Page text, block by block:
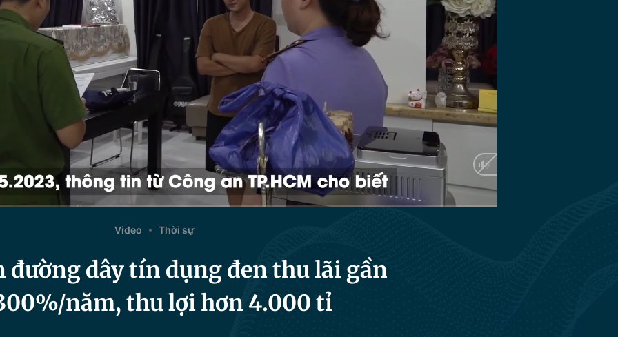
Video Thời sự
đường dây tín dụng đen thu lãi gần
năm, thu lợi hơn 4.000 tỉ